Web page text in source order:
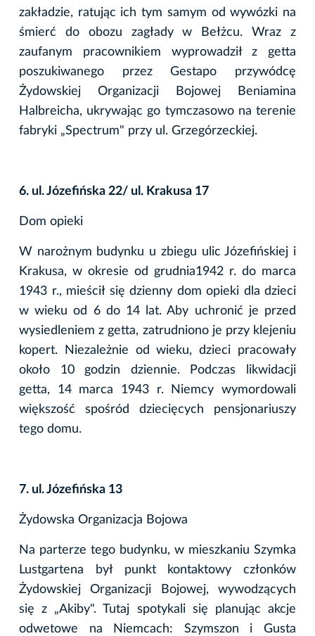
zakładzie, ratując ich tym samym od wywózki na
śmierć do obozu zagłady w Bełżcu. Wraz z
zaufanym pracownikiem wyprowadził z getta
poszukiwanego przez Gestapo przywódcę
Żydowskiej Organizacji Bojowej Beniamina
Halbreicha, ukrywając go tymczasowo na terenie
fabryki „Spectrum" przy ul. Grzegórzeckiej.
6. ul. Józefińska 22/ ul. Krakusa 17
Dom opieki
W narożnym budynku u zbiegu ulic Józefińskiej i
Krakusa, w okresie od grudnia1942 r. do marca
1943 r., mieścił się dzienny dom opieki dla dzieci
w wieku od 6 do 14 lat. Aby uchronić je przed
wysiedleniem z getta, zatrudniono je przy klejeniu
kopert. Niezależnie od wieku, dzieci pracowały
około 10 godzin dziennie. Podczas likwidacji
getta, 14 marca 1943 r. Niemcy wymordowali
większość spośród dziecięcych pensjonariuszy
tego domu.
7. ul. Józefińska 13
Żydowska Organizacja Bojowa
Na parterze tego budynku, w mieszkaniu Szymka
Lustgartena był punkt kontaktowy członków
Żydowskiej Organizacji Bojowej, wywodzących
się z „Akiby". Tutaj spotykali się planując akcje
odwetowe na Niemcach: Szymszon i Gusta